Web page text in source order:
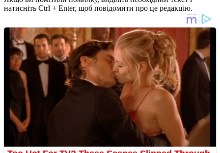
натисніть Ctrl + Enter, щоб повідомити про це редакцію.